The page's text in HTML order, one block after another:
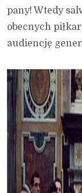
pany! Wtedy
obecnych
audiencję